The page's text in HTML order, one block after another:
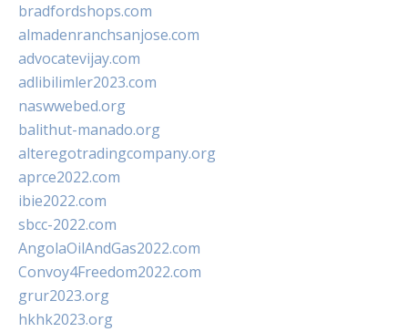
bradfordshops.com
almadenranchsanjose.com
advocatevijay.com
adlibilimler2023.com
naswwebed.org
balithut-manado.org
alteregotradingcompany.org
aprce2022.com
ibie2022.com
sbcc-2022.com
AngolaOilAndGas2022.com
Convoy4Freedom2022.com
grur2023.org
hkhk2023.org